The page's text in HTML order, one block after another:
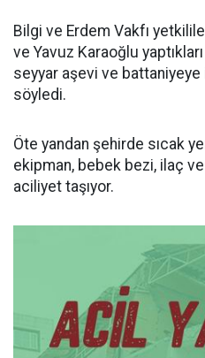
Bilgi ve Erdem Vakfı
ve Yavuz Karaoğlu
seyyar aşevi ve
söyledi.
Öte yandan şehirde sıcak
ekipman, bebek bezi, ilaç
aciliyet taşıyor.